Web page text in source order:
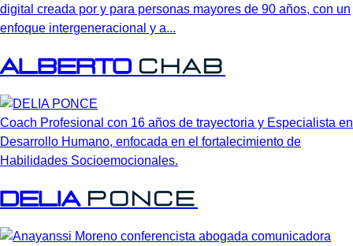
digital creada por y para personas mayores de 90 años, con un
enfoque intergeneracional y a...
Alberto Chab
Coach Profesional con 16 años de trayectoria y Especialista en
Desarrollo Humano, enfocada en el fortalecimiento de
Habilidades Socioemocionales.
DELIA PONCE